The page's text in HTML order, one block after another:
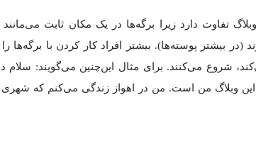
تفاوت دارد زیرا برگه‌ها در یک مکان ثابت
بیشتر پوسته‌ها). بیشتر افراد کار کردن با برگه‌ها را
شروع می‌کنند. برای مثال این‌چنین می‌گویند: سلام
وبلاگ من است. من در اهواز زندگی می‌کنم که